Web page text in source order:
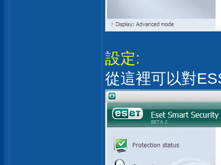
設定:
從這裡可以對